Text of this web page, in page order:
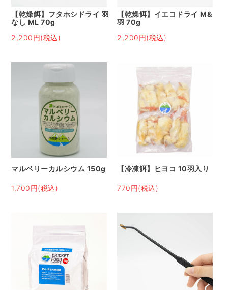
【乾燥餌】フタホシドライ 羽
なし ML 70g
2,200円(税込)
【乾燥餌】イエコドライ M&
羽 70g
2,200円(税込)
マルベリーカルシウム 150g
1,700円(税込)
【冷凍餌】ヒヨコ 10羽入り
770円(税込)